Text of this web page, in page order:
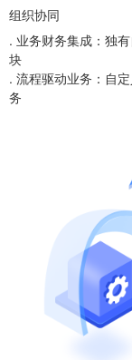
组织协同
. 业务财务集成：独
块
. 流程驱动业务：自
务